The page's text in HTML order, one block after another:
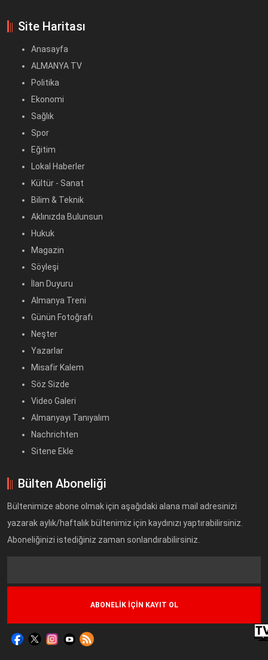
Site Haritası
Anasayfa
ALMANYA TV
Politika
Ekonomi
Sağlık
Spor
Eğitim
Lokal Haberler
Kültür - Sanat
Bilim & Teknik
Aklınızda Bulunsun
Hukuk
Magazin
Söyleşi
İlan Duyuru
Almanya Treni
Günün Fotoğrafı
Neşter
Yazarlar
Misafir Kalem
Söz Sizde
Video Galeri
Almanyayı Tanıyalım
Nachrichten
Sitene Ekle
Bülten Aboneliği
Bültenimize abone olmak için aşağıdaki alana mail adresinizi
yazarak aylık/haftalık bültenimiz için kaydınızı yaptırabilirsiniz.
Aboneliğinizi istediğiniz zaman sonlandırabilirsiniz.